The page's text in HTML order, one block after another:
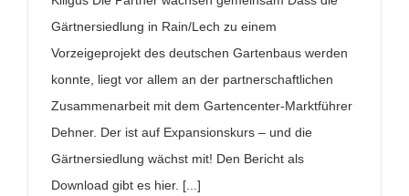
Gärtnersiedlung in Rain/Lech zu einem
Vorzeigeprojekt des deutschen Gartenbaus werden
konnte, liegt vor allem an der partnerschaftlichen
Zusammenarbeit mit dem Gartencenter-Marktführer
Dehner. Der ist auf Expansionskurs – und die
Gärtnersiedlung wächst mit! Den Bericht als
Download gibt es hier. [...]